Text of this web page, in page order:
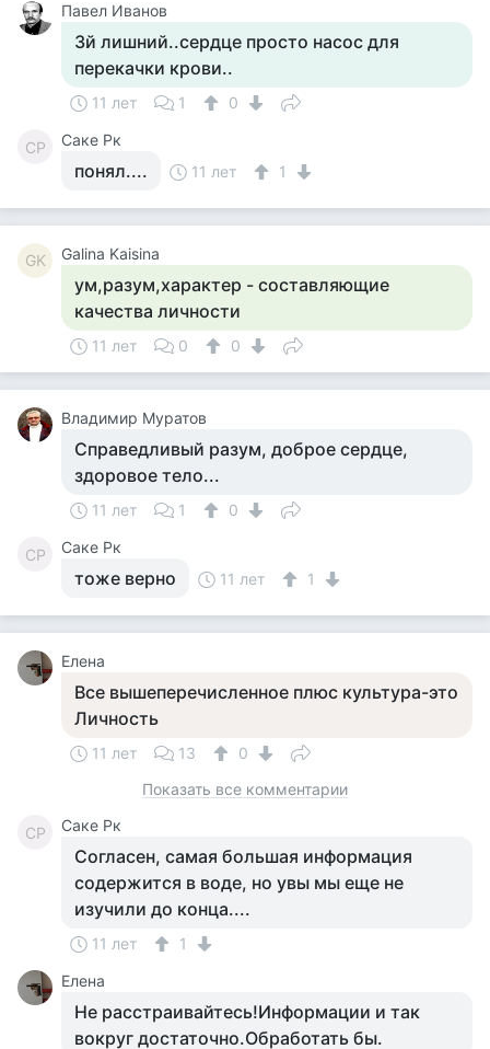
Павел Иванов
3й лишний..сердце просто насос для
перекачки крови..
11 лет 1 0
СР Саке Рк
понял.... 11 лет 1
GK Galina Kaisina
ум,разум,характер - составляющие
качества личности
11 лет 0 0
Владимир Муратов
Справедливый разум, доброе сердце,
здоровое тело...
11 лет 1 0
СР Саке Рк
тоже верно 11 лет 1
Елена
Все вышеперечисленное плюс культура-это
Личность
11 лет 13
0
Показать все комментарии
СР Саке Рк
Согласен, самая большая информация
содержится в воде, но увы мы еще не
изучили до конца....
11 лет
1
Елена
Не расстраивайтесь!Информации и так
вокруг достаточно.Обработать бы.